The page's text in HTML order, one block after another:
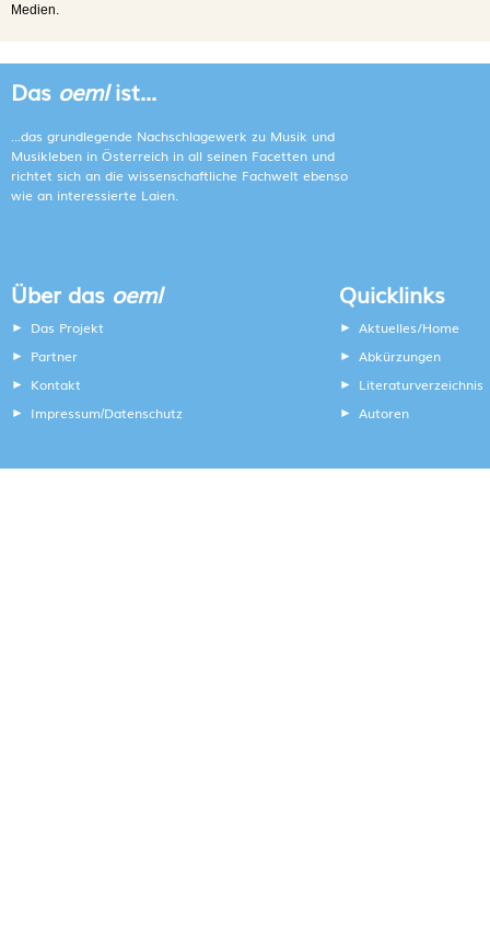
Medien.
Das oemlist...
...das grundlegende Nachschlagewerk zu Musik und
Musikleben in Österreich in all seinen Facetten und
richtet sich an die wissenschaftliche Fachwelt ebenso
wie an interessierte Laien.
Über das oeml
Das Projekt
Partner
Kontakt
Impressum/Datenschutz
Quicklinks
Aktuelles/Home
Abkürzungen
Literaturverzeichnis
Autoren